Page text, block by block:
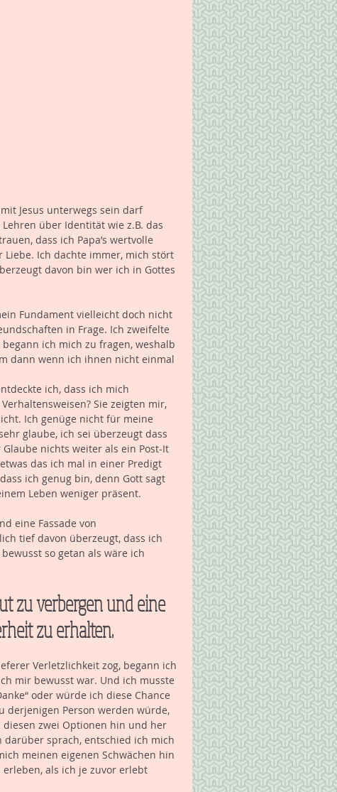
Jesus unterwegs sein darf
über Identität wie z.B. das
dass ich Papa’s wertvolle
Ich dachte immer, mich stört
davon bin wer ich in Gottes
Fundament vielleicht doch nicht
in Frage. Ich zweifelte
ich mich zu fragen, weshalb
dann wenn ich ihnen nicht einmal
ich, dass ich mich
Sie zeigten mir,
Ich genüge nicht für meine
glaube, ich sei überzeugt dass
Glaube nichts weiter als ein Post-It
das ich mal in einer Predigt
ich genug bin, denn Gott sagt
Leben weniger präsent.
eine Fassade von
tief davon überzeugt, dass ich
so getan als wäre ich
zu verbergen und eine
zu erhalten.
Verletzlichkeit zog, begann ich
mir bewusst war. Und ich musste
oder würde ich diese Chance
derjenigen Person werden würde,
diesen zwei Optionen hin und her
sprach, entschied ich mich
meinen eigenen Schwächen hin
als ich je zuvor erlebt